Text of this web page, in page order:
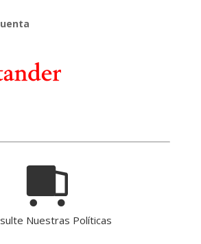
Nuestras Políticas